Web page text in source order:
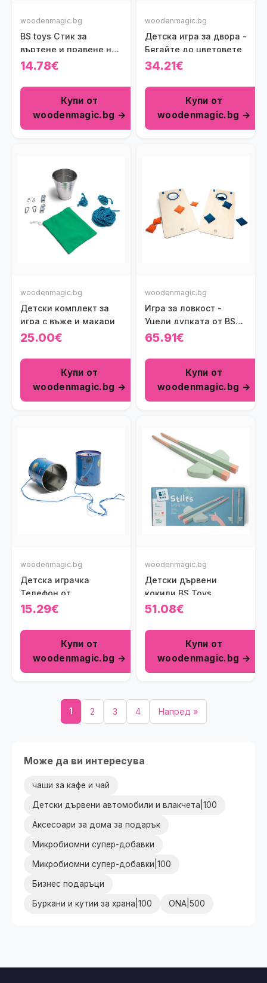
woodenmagic.bg
BS toys Стик за
въртене и правене на
номера
14.78€
Купи от
woodenmagic.bg →
woodenmagic.bg
Детска игра за двора -
Бягайте до цветовете
34.21€
Купи от
woodenmagic.bg →
woodenmagic.bg
Детски комплект за
игра с въже и макари
25.00€
Купи от
woodenmagic.bg →
woodenmagic.bg
Игра за ловкост -
Уцели дупката от BS
Toys
65.91€
Купи от
woodenmagic.bg →
woodenmagic.bg
Детска играчка
Телефон от
консервени кутии
15.29€
Купи от
woodenmagic.bg →
woodenmagic.bg
Детски дървени
кокили BS Toys
51.08€
Купи от
woodenmagic.bg →
1 2 3 4 Напред »
Може да ви интересува
чаши за кафе и чай
Детски дървени автомобили и влакчета|100
Аксесоари за дома за подарък
Микробиомни супер-добавки
Микробиомни супер-добавки|100
Бизнес подаръци
Буркани и кутии за храна|100 ONA|500